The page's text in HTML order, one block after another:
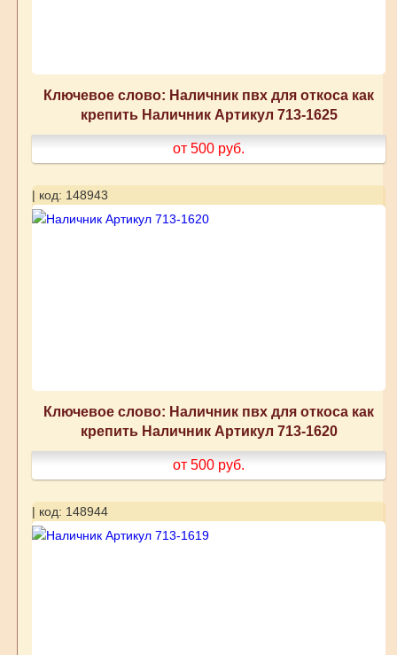
Ключевое слово: Наличник пвх для откоса как
крепить Наличник Артикул 713-1625
от 500 руб.
| код: 148943
Ключевое слово: Наличник пвх для откоса как
крепить Наличник Артикул 713-1620
от 500 руб.
| код: 148944